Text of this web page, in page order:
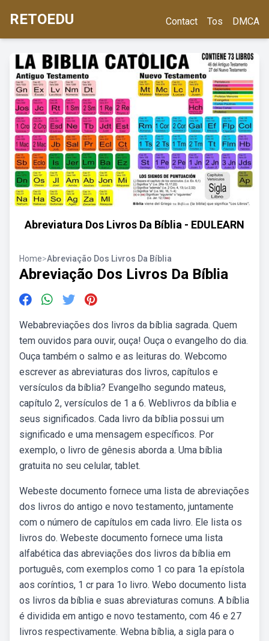
RETOEDU Contact Tos DMCA
Abreviatura Dos Livros Da Bíblia - EDULEARN
Home>Abreviação Dos Livros Da Bíblia
Abreviação Dos Livros Da Bíblia
Webabreviações dos livros da bíblia sagrada. Quem
tem ouvidos para ouvir, ouça! Ouça o evangelho do dia.
Ouça também o salmo e as leituras do. Webcomo
escrever as abreviaturas dos livros, capítulos e
versículos da bíblia? Evangelho segundo mateus,
capítulo 2, versículos de 1 a 6. Weblivros da bíblia e
seus significados. Cada livro da bíblia possui um
significado e uma mensagem específicos. Por
exemplo, o livro de gênesis aborda a. Uma bíblia
gratuita no seu celular, tablet.
Webeste documento fornece uma lista de abreviações
dos livros do antigo e novo testamento, juntamente
com o número de capítulos em cada livro. Ele lista os
livros do. Webeste documento fornece uma lista
alfabética das abreviações dos livros da bíblia em
português, com exemplos como 1 co para 1a epístola
aos coríntios, 1 cr para 1o livro. Webo documento lista
os livros da bíblia e suas abreviaturas comuns. A bíblia
é dividida em antigo e novo testamento, com 46 e 27
livros respectivamente. Webna bíblia, a sigla para o